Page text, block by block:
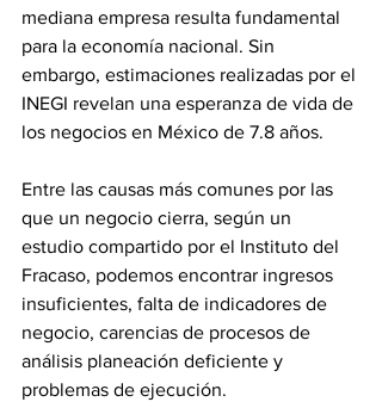
mediana empresa resulta fundamental
para la economía nacional. Sin
embargo, estimaciones realizadas por el
INEGI revelan una esperanza de vida de
los negocios en México de 7.8 años.
Entre las causas más comunes por las
que un negocio cierra, según un
estudio compartido por el Instituto del
Fracaso, podemos encontrar ingresos
insuficientes, falta de indicadores de
negocio, carencias de procesos de
análisis planeación deficiente y
problemas de ejecución.